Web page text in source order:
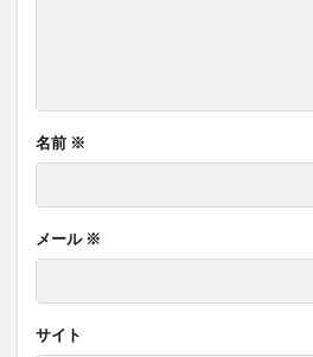
名前 ※
メール ※
サイト